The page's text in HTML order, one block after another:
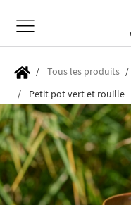
Tous les produits
Petit pot vert et rouille